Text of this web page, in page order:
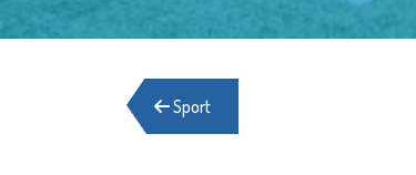
Sport